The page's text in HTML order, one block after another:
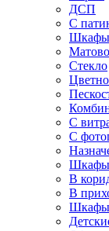
ДСП
С
Стекло
С
С
В
В